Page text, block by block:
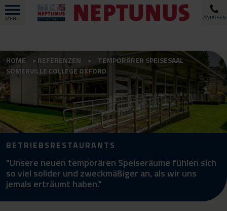
MENU ANRUFEN
HOME REFERENZEN
TEMPORÄRER SPEISESAAL
SOMERVILLE COLLEGE OXFORD
BETRIEBSRESTAURANTS
"Unsere neuen temporären Speiseräume fühlen sich
so viel solider und zweckmäßiger an, als wir uns
jemals erträumt haben."